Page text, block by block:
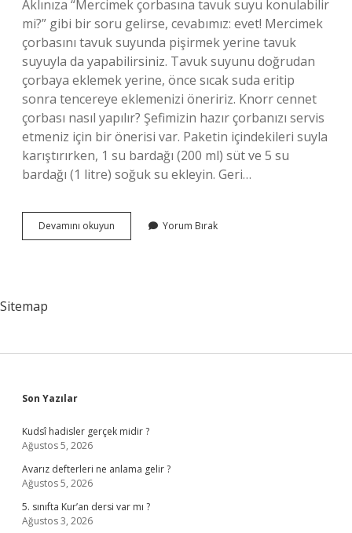
Aklınıza “Mercimek çorbasına tavuk suyu konulabilir
mi?” gibi bir soru gelirse, cevabımız: evet! Mercimek
çorbasını tavuk suyunda pişirmek yerine tavuk
suyuyla da yapabilirsiniz. Tavuk suyunu doğrudan
çorbaya eklemek yerine, önce sıcak suda eritip
sonra tencereye eklemenizi öneririz. Knorr cennet
çorbası nasıl yapılır? Şefimizin hazır çorbanızı servis
etmeniz için bir önerisi var. Paketin içindekileri suyla
karıştırırken, 1 su bardağı (200 ml) süt ve 5 su
bardağı (1 litre) soğuk su ekleyin. Geri…
Devamını okuyun
Çorbasına
Yorum Bırak
Sitemap
Sidebar
Son Yazılar
Kudsî hadisler gerçek midir ?
Ağustos 5, 2026
Avarız defterleri ne anlama gelir ?
Ağustos 5, 2026
5. sınıfta Kur’an dersi var mı ?
Ağustos 3, 2026